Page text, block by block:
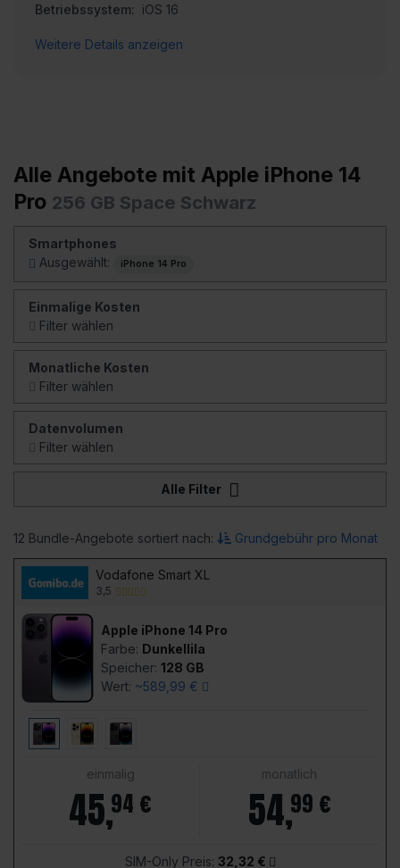
Betriebssystem:
iOS 16
Weitere Details anzeigen
Alle Angebote mit Apple iPhone 14
Pro 256 GB Space Schwarz
Smartphones
Ausgewählt:
iPhone 14 Pro
Einmalige Kosten
Filter wählen
Monatliche Kosten
Filter wählen
Datenvolumen
Filter wählen
Alle Filter
12 Bundle-Angebote sortiert nach: Grundgebühr pro Monat
Vodafone Smart XL
3,5
Apple iPhone 14 Pro
Farbe: Dunkellila
Speicher:128 GB
Wert: ~589,99 €
einmalig
45,94 €
monatlich
54,99 €
SIM-Only Preis: 32,32 €